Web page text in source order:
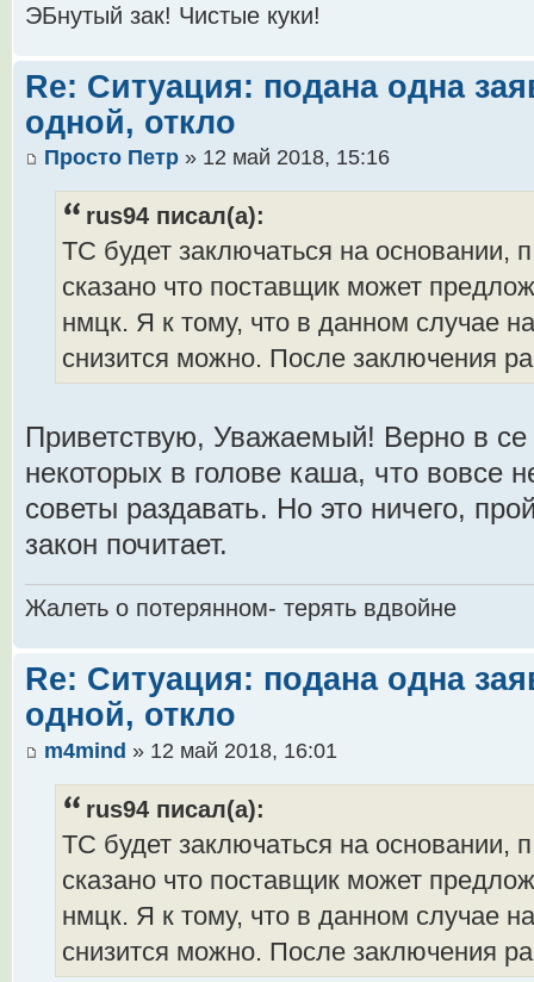
ЭБнутый зак! Чистые куки!
Re: Ситуация: подана одна
одной, откло
Просто Петр » 12 май 2018, 15:16
rus94 писал(а):
ТС будет заключаться на основании,
сказано что поставщик может
нмцк. Я к тому, что в данном случае
снизится можно. После заключения
Приветствую, Уважаемый! Верно в се
некоторых в голове каша, что вовсе
советы раздавать. Но это ничего,
закон почитает.
Жалеть о потерянном- терять вдвойне
Re: Ситуация: подана одна
одной, откло
m4mind » 12 май 2018, 16:01
rus94 писал(а):
ТС будет заключаться на основании,
сказано что поставщик может
нмцк. Я к тому, что в данном случае
снизится можно. После заключения